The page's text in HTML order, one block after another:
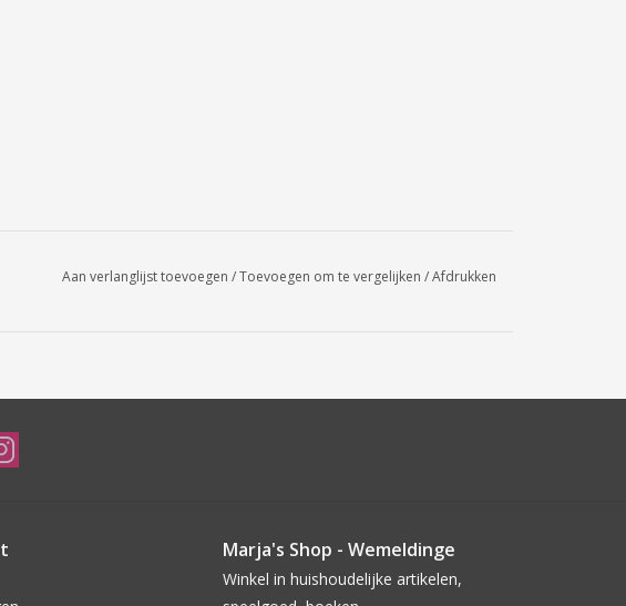
Aan verlanglijst toevoegen /Toevoegen om te vergelijken /Afdrukken
Marja's Shop - Wemeldinge
Winkel in huishoudelijke artikelen,